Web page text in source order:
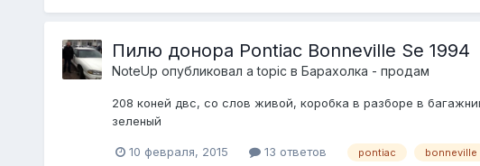
Пилю донора Pontiac Bonneville Se 1994
NoteUp опубликовал a topic в Барахолка - продам
208 коней двс, со слов живой, коробка в разборе в
зеленый
10 февраля, 2015 13 ответов pontiac bonneville